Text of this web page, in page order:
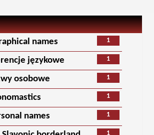
1
names
1
językowe
1
osobowe
1
1
names
1